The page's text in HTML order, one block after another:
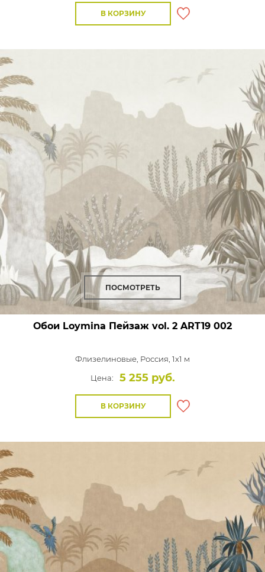
В КОРЗИНУ
ПОСМОТРЕТЬ
Обои Loymina Пейзаж vol. 2 ART19 002
Флизелиновые, Россия, 1x1 м
Цена:
5 255 руб.
В КОРЗИНУ